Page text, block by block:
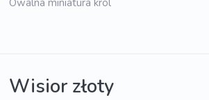
Wisior złoty